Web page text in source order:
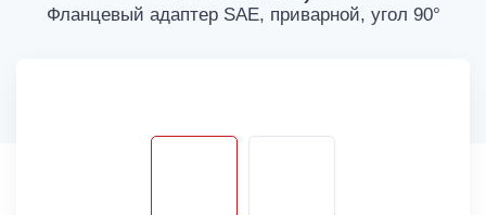
Фланцевый адаптер SAE, приварной, угол 90°